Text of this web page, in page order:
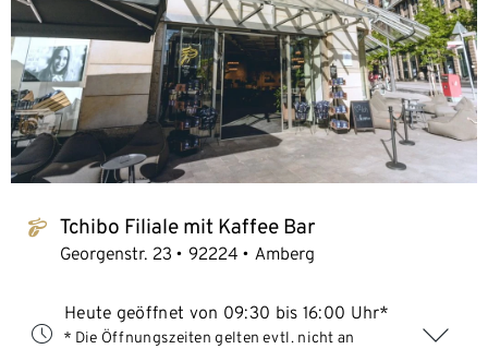
tchibo_logo Tchibo Filiale mit Kaffee Bar
Georgenstr. 23 92224 Amberg
Heute geöffnet von 09:30 bis 16:00 Uhr*
* Die Öffnungszeiten gelten evtl. nicht an